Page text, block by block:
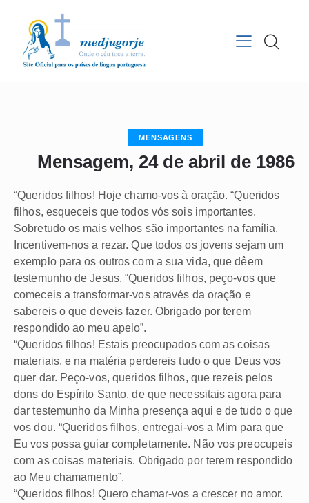
MENSAGENS
Mensagem, 24 de abril de 1986
“Queridos filhos! Hoje chamo-vos à oração. “Queridos
filhos, esqueceis que todos vós sois importantes.
Sobretudo os mais velhos são importantes na família.
Incentivem-nos a rezar. Que todos os jovens sejam um
exemplo para os outros com a sua vida, que dêem
testemunho de Jesus. “Queridos filhos, peço-vos que
comeceis a transformar-vos através da oração e
sabereis o que deveis fazer. Obrigado por terem
respondido ao meu apelo”.
“Queridos filhos! Estais preocupados com as coisas
materiais, e na matéria perdereis tudo o que Deus vos
quer dar. Peço-vos, queridos filhos, que rezeis pelos
dons do Espírito Santo, de que necessitais agora para
dar testemunho da Minha presença aqui e de tudo o que
vos dou. “Queridos filhos, entregai-vos a Mim para que
Eu vos possa guiar completamente. Não vos preocupeis
com as coisas materiais. Obrigado por terem respondido
ao Meu chamamento”.
“Queridos filhos! Quero chamar-vos a crescer no amor.